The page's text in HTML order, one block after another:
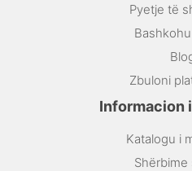
Pyetje të
Zbuloni
Informacion
Katalogu i